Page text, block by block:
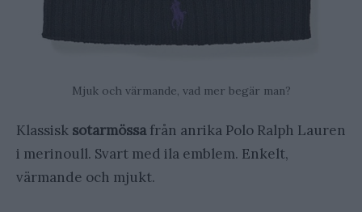
Mjuk och värmande, vad mer begär man?
Klassisk sotarmössafrån anrika Polo Ralph Lauren
i merinoull. Svart med ila emblem. Enkelt,
värmande och mjukt.